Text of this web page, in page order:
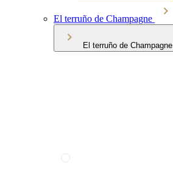
El terruño de Champagne
El terruño de Champagne